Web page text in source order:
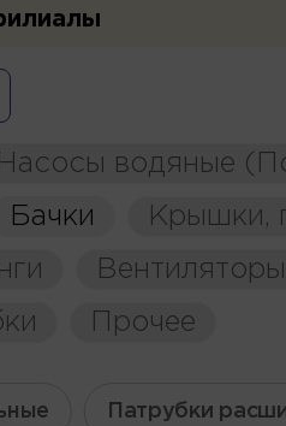
Насосы водяные
Бачки
Крышки,
Прочее
Патрубки